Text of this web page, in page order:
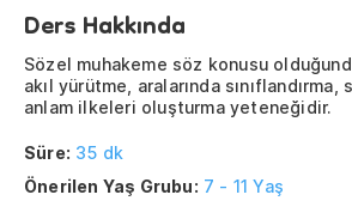
Ders Hakkında
Sözel muhakeme söz konusu
akıl yürütme, aralarında sınıflandırma,
anlam ilkeleri oluşturma yeteneğidir.
Süre: 35 dk
Önerilen Yaş Grubu: 7 - 11 Yaş